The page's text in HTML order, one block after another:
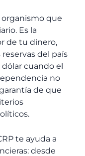
organismo que
Es la
de tu dinero,
del país
cuando el
no
de que
te ayuda a
desde